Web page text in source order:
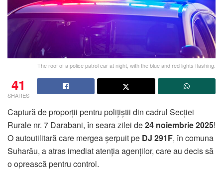
The roof of a police patrol car at night, with the blue and red lights flashing.
41
SHARES
Captură de proporții pentru polițiștii din cadrul Secției
Rurale nr. 7 Darabani, în seara zilei de24 noiembrie 2025!
O autoutilitară care mergea șerpuit pe DJ 291F, în comuna
Suharău, a atras imediat atenția agenților, care au decis să
o oprească pentru control.